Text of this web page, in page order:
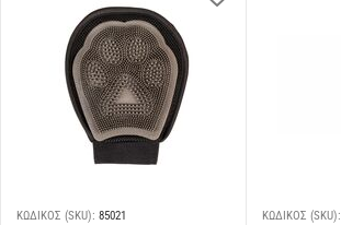
ΚΩΔΙΚΟΣ (SKU): 85021 ΚΩΔΙΚΟΣ (SKU):